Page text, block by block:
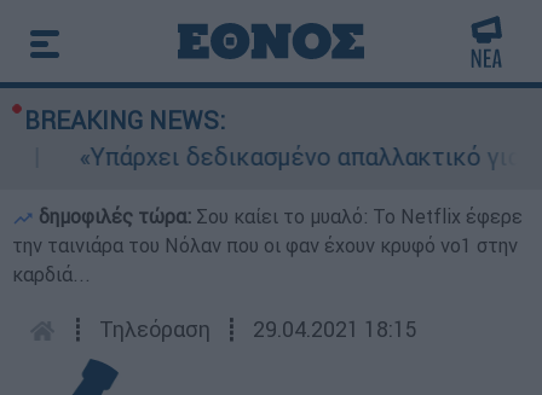
BREAKING NEWS:
«Υπάρχει δεδικασμένο απαλλακτικό για
δημοφιλές τώρα: Σου καίει το μυαλό: Το Netflix έφερε
την ταινιάρα του Νόλαν που οι φαν έχουν κρυφό νο1 στην
καρδιά...
┋ Τηλεόραση ┋ 29.04.2021 18:15